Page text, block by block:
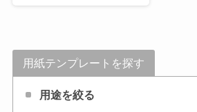
用紙テンプレートを探す
用途を絞る